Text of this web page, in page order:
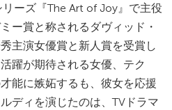
ーズ『The Art of Joy』で主役
ー賞と称されるダヴィッド・
主演女優賞と新人賞を受賞し
躍が期待される女優、テク
能に嫉妬するも、彼女を応援
ディを演じたのは、TVドラマ